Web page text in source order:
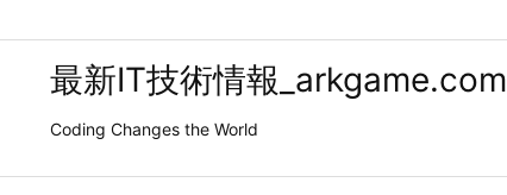
最新IT技術情報_arkgame.com
Coding Changes the World